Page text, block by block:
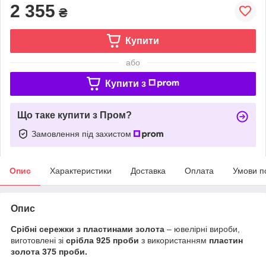
2 355 ₴
Купити
або
Купити з
Що таке купити з Пром?
Замовлення під захистом
Опис Характеристики Доставка Оплата Умови
Опис
Срібні сережки з пластинами золота – ювелірні вироби,
виготовлені зі срібла 925 проби з використанням пластин
золота 375 проби.